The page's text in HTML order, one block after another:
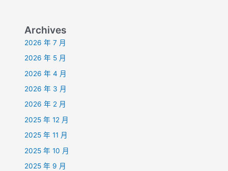
Archives
2026 年 7 月
2026 年 5 月
2026 年 4 月
2026 年 3 月
2026 年 2 月
2025 年 12 月
2025 年 11 月
2025 年 10 月
2025 年 9 月